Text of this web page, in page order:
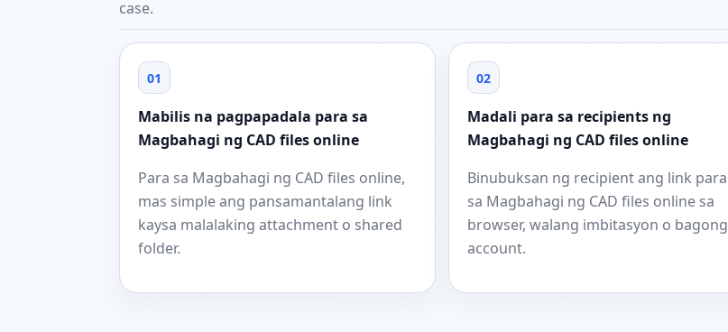
case.
01
Mabilis na pagpapadala para sa
Magbahagi ng CAD files online
Para sa Magbahagi ng CAD files online,
mas simple ang pansamantalang link
kaysa malalaking attachment o shared
folder.
02
Madali para sa recipients ng
Magbahagi ng CAD files online
Binubuksan ng recipient ang link para
sa Magbahagi ng CAD files online sa
browser, walang imbitasyon o bagong
account.